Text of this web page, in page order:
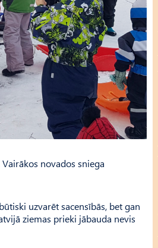
novados sniega
uzvarēt sacensībās, bet gan
ziemas prieki jābauda nevis